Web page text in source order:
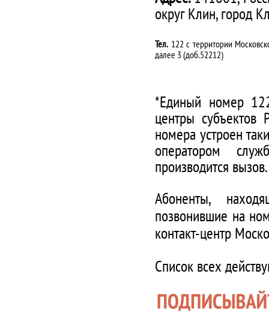
округ Клин, город
Тел. 122 с территории
далее 3 (доб.52212)
*Единый номер
центры субъектов
номера устроен
оператором
производится вызов.
Абоненты,
позвонившие на
контакт-центр
Список всех